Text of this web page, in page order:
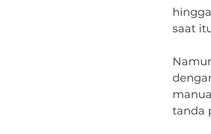
saat
tanda